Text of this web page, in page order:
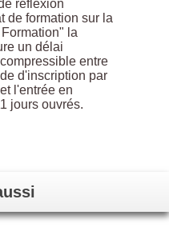
réflexion
de formation sur la
la
un délai
entre
d'inscription par
l'entrée en
jours ouvrés.